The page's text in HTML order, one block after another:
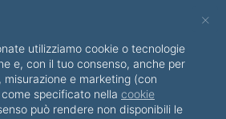
×
utilizziamo cookie o tecnologie
e, con il tuo consenso, anche per
e marketing (con
specificato nella cookie
può rendere non disponibili le